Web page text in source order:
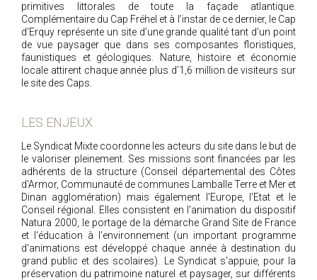
primitives littorales de toute la façade atlantique.
Complémentaire du Cap Fréhel et à l’instar de ce dernier, le Cap
d’Erquy représente un site d’une grande qualité tant d’un point
de vue paysager que dans ses composantes floristiques,
faunistiques et géologiques. Nature, histoire et économie
locale attirent chaque année plus d’1,6 million de visiteurs sur
le site des Caps.
LES ENJEUX
Le Syndicat Mixte coordonne les acteurs du site dans le but de
le valoriser pleinement. Ses missions sont financées par les
adhérents de la structure (Conseil départemental des Côtes
d'Armor, Communauté de communes Lamballe Terre et Mer et
Dinan agglomération) mais également l'Europe, l'Etat et le
Conseil régional. Elles consistent en l'animation du dispositif
Natura 2000, le portage de la démarche Grand Site de France
et l'éducation à l'environnement (un important programme
d'animations est développé chaque année à destination du
grand public et des scolaires). Le Syndicat s'appuie, pour la
préservation du patrimoine naturel et paysager, sur différents